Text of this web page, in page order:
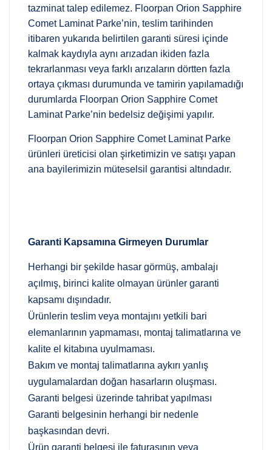
tazminat talep edilemez. Floorpan Orion Sapphire
Comet Laminat Parke’nin, teslim tarihinden
itibaren yukarıda belirtilen garanti süresi içinde
kalmak kaydıyla aynı arızadan ikiden fazla
tekrarlanması veya farklı arızaların dörtten fazla
ortaya çıkması durumunda ve tamirin yapılamadığı
durumlarda Floorpan Orion Sapphire Comet
Laminat Parke’nin bedelsiz değişimi yapılır.
Floorpan Orion Sapphire Comet Laminat Parke
ürünleri üreticisi olan şirketimizin ve satışı yapan
ana bayilerimizin müteselsil garantisi altındadır.
Garanti Kapsamına Girmeyen Durumlar
Herhangi bir şekilde hasar görmüş, ambalajı
açılmış, birinci kalite olmayan ürünler garanti
kapsamı dışındadır.
Ürünlerin teslim veya montajını yetkili bari
elemanlarının yapmaması, montaj talimatlarına ve
kalite el kitabına uyulmaması.
Bakım ve montaj talimatlarına aykırı yanlış
uygulamalardan doğan hasarların oluşması.
Garanti belgesi üzerinde tahribat yapılması
Garanti belgesinin herhangi bir nedenle
başkasından devri.
Ürün garanti belgesi ile faturasının veya